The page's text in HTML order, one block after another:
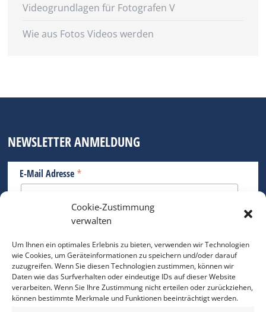
Cookie-Zustimmung
verwalten
Um Ihnen ein optimales Erlebnis zu bieten, verwenden wir Technologien
wie Cookies, um Geräteinformationen zu speichern und/oder darauf
zuzugreifen. Wenn Sie diesen Technologien zustimmen, können wir
Daten wie das Surfverhalten oder eindeutige IDs auf dieser Website
verarbeiten. Wenn Sie Ihre Zustimmung nicht erteilen oder zurückziehen,
können bestimmte Merkmale und Funktionen beeinträchtigt werden.
Videogrundlagen für Fotografen V
Wie aus Fotos Videos werden
NEWSLETTER ANMELDUNG
E-Mail Adresse *
Bitte geben Sie Ihre E-Mail Adresse ein.
*